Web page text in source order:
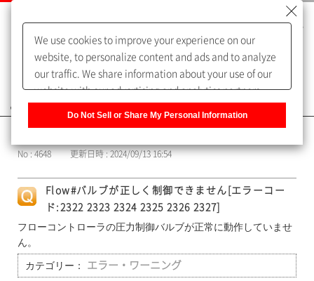
よくあるご質問（FAQ）
No : 4648 更新日時 : 2024/09/13 16:54
Flow#バルブが正しく制御できません[エラーコー
ド:2322 2323 2324 2325 2326 2327]
フローコントローラの圧力制御バルブが正常に動作していませ
ん。
カテゴリー： エラー・ワーニング
We use cookies to improve your experience on our
website, to personalize content and ads and to analyze
our traffic. We share information about your use of our
website with our advertising and analytics partners,
of our sharing information about you with our partners.
Information] to customize your cookie settings on our
website.Privacy Policy
Do Not Sell or Share My Personal Information